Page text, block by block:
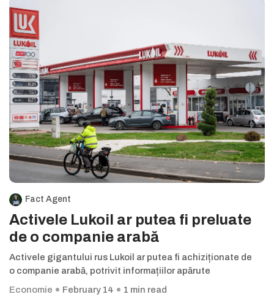
Fact Agent
Activele Lukoil ar putea fi preluate
de o companie arabă
Activele gigantului rus Lukoil ar putea fi achiziționate de
o companie arabă, potrivit informațiilor apărute
Economie
February 14 1 min read